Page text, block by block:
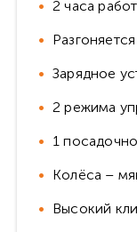
2 часа
Зарядное
2 режима
1
Колёса –
Высокий